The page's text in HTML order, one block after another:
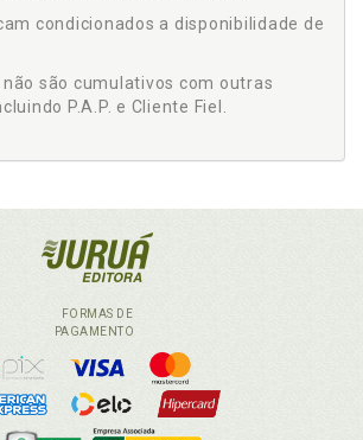
condicionados a disponibilidade de
são cumulativos com outras
P.A.P. e Cliente Fiel.
FORMAS DE
PAGAMENTO